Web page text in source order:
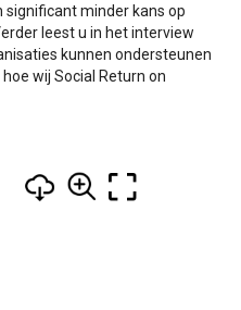
minder kans op
leest u in het interview
kunnen ondersteunen
wij Social Return on